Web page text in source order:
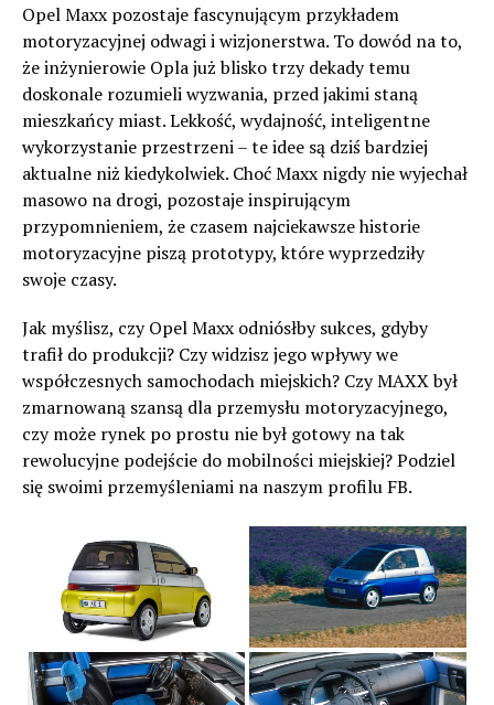
Opel Maxx pozostaje fascynującym przykładem
motoryzacyjnej odwagi i wizjonerstwa. To dowód na to,
że inżynierowie Opla już blisko trzy dekady temu
doskonale rozumieli wyzwania, przed jakimi staną
mieszkańcy miast. Lekkość, wydajność, inteligentne
wykorzystanie przestrzeni – te idee są dziś bardziej
aktualne niż kiedykolwiek. Choć Maxx nigdy nie wyjechał
masowo na drogi, pozostaje inspirującym
przypomnieniem, że czasem najciekawsze historie
motoryzacyjne piszą prototypy, które wyprzedziły
swoje czasy.
Jak myślisz, czy Opel Maxx odniósłby sukces, gdyby
trafił do produkcji? Czy widzisz jego wpływy we
współczesnych samochodach miejskich? Czy MAXX był
zmarnowaną szansą dla przemysłu motoryzacyjnego,
czy może rynek po prostu nie był gotowy na tak
rewolucyjne podejście do mobilności miejskiej? Podziel
się swoimi przemyśleniami na naszym profilu FB.